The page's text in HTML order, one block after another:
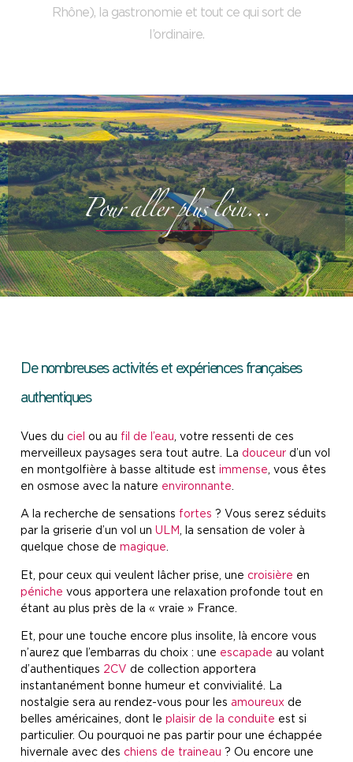
Rhône), la gastronomie et tout ce qui sort de
l’ordinaire.
Pour aller plus loin...
De nombreuses activités et expériences françaises
authentiques
Vues du ciel ou au fil de l’eau, votre ressenti de ces
merveilleux paysages sera tout autre. La douceur d’un vol
en montgolfière à basse altitude est immense, vous êtes
en osmose avec la nature environnante.
A la recherche de sensations fortes ? Vous serez séduits
par la griserie d’un vol un ULM, la sensation de voler à
quelque chose de magique.
Et, pour ceux qui veulent lâcher prise, une croisière en
péniche vous apportera une relaxation profonde tout en
étant au plus près de la « vraie » France.
Et, pour une touche encore plus insolite, là encore vous
n’aurez que l’embarras du choix : une escapade au volant
d’authentiques 2CV de collection apportera
instantanément bonne humeur et convivialité. La
nostalgie sera au rendez-vous pour les amoureux de
belles américaines, dont le plaisir de la conduite est si
particulier. Ou pourquoi ne pas partir pour une échappée
hivernale avec des chiens de traineau ? Ou encore une